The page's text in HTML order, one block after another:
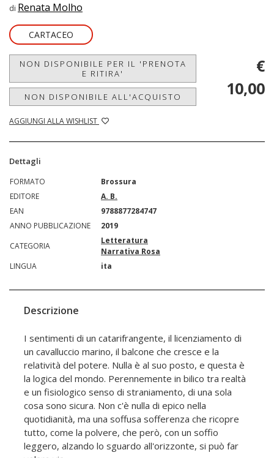
di Renata Molho
CARTACEO
NON DISPONIBILE PER IL 'PRENOTA
E RITIRA'
NON DISPONIBILE ALL'ACQUISTO
AGGIUNGI ALLA WISHLIST
€
10,00
Dettagli
FORMATO
Brossura
EDITORE
A. B.
EAN
9788877284747
ANNO PUBBLICAZIONE
2019
CATEGORIA
Letteratura
Narrativa Rosa
LINGUA
ita
Descrizione
I sentimenti di un catarifrangente, il licenziamento di
un cavalluccio marino, il balcone che cresce e la
relatività del potere. Nulla è al suo posto, e questa è
la logica del mondo. Perennemente in bilico tra realtà
e un fisiologico senso di straniamento, di una sola
cosa sono sicura. Non c'è nulla di epico nella
quotidianità, ma una soffusa sofferenza che ricopre
tutto, come la polvere, che però, con un soffio
leggero, alzando lo sguardo all'orizzonte, si può far